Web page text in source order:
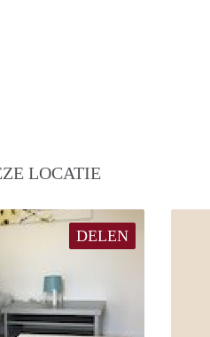
LOCATIE
DELEN